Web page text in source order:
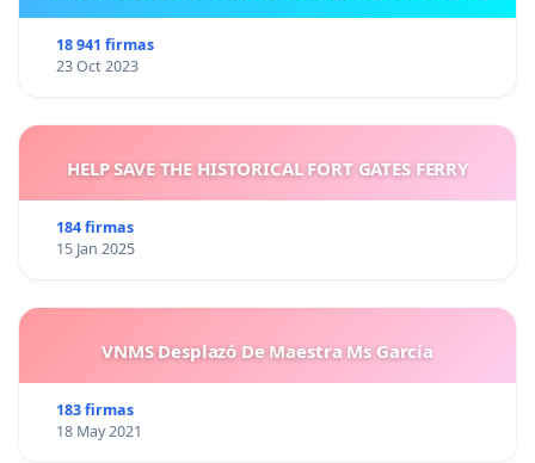
18 941 firmas
23 Oct 2023
HELP SAVE THE HISTORICAL FORT GATES FERRY
184 firmas
15 Jan 2025
VNMS Desplazó De Maestra Ms García
183 firmas
18 May 2021